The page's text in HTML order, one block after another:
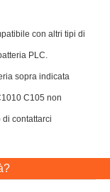
con altri tipi di
PLC.
sopra indicata
C105 non
contattarci